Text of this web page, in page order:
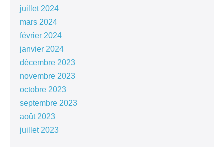
juillet 2024
mars 2024
février 2024
janvier 2024
décembre 2023
novembre 2023
octobre 2023
septembre 2023
août 2023
juillet 2023